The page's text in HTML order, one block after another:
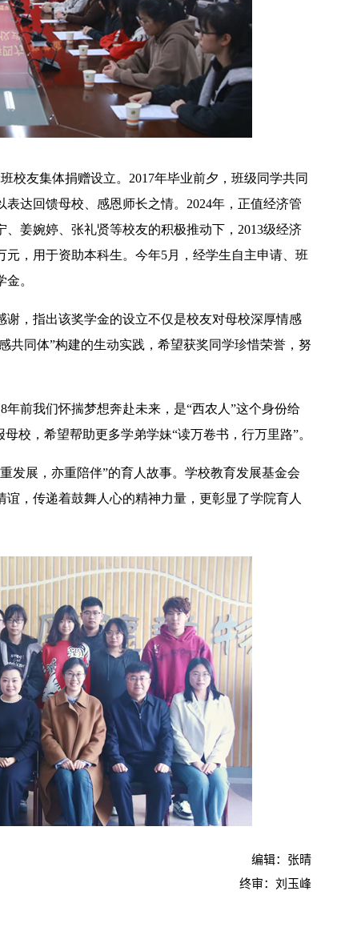
校友集体捐赠设立。2017年毕业前夕，班级同学共同
达回馈母校、感恩师长之情。2024年，正值经济管
姜婉婷、张礼贤等校友的积极推动下，2013级经济
，用于资助本科生。今年5月，经学生自主申请、班
。
，指出该奖学金的设立不仅是校友对母校深厚情感
共同体”构建的生动实践，希望获奖同学珍惜荣誉，努
前我们怀揣梦想奔赴未来，是“西农人”这个身份给
校，希望帮助更多学弟学妹“读万卷书，行万里路”。
发展，亦重陪伴”的育人故事。学校教育发展基金会
，传递着鼓舞人心的精神力量，更彰显了学院育人
编辑：张晴
终审：刘玉峰
吴普特赴山东访企拓岗 深化校地企合作